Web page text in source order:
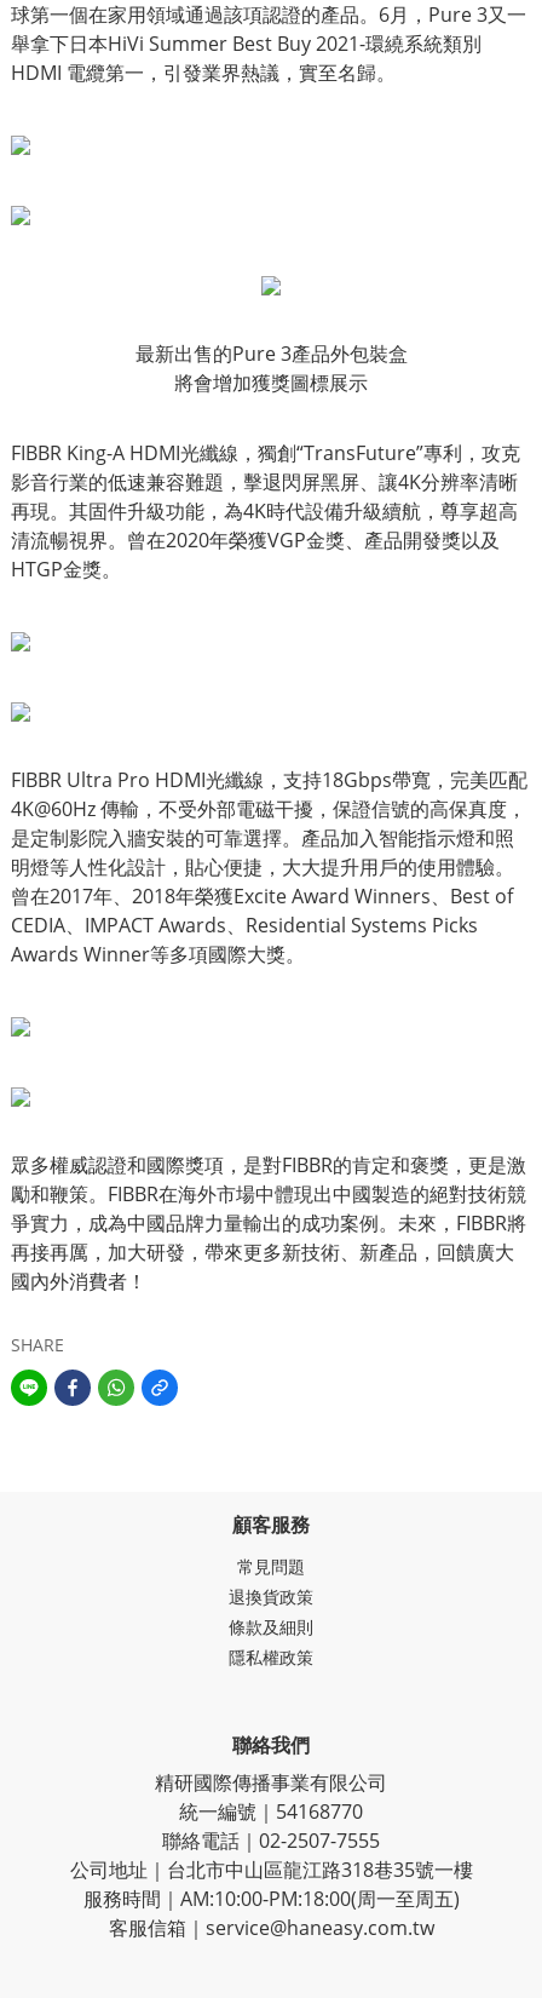
球第一個在家用領域通過該項認證的產品。6月，Pure 3又一
舉拿下日本HiVi Summer Best Buy 2021-環繞系統類別
HDMI 電纜第一，引發業界熱議，實至名歸。
最新出售的Pure 3產品外包裝盒
將會增加獲獎圖標展示
FIBBR King-A HDMI光纖線，獨創“TransFuture”專利，攻克
影音行業的低速兼容難題，擊退閃屏黑屏、讓4K分辨率清晰
再現。其固件升級功能，為4K時代設備升級續航，尊享超高
清流暢視界。曾在2020年榮獲VGP金獎、產品開發獎以及
HTGP金獎。
FIBBR Ultra Pro HDMI光纖線，支持18Gbps帶寬，完美匹配
4K@60Hz 傳輸，不受外部電磁干擾，保證信號的高保真度，
是定制影院入牆安裝的可靠選擇。產品加入智能指示燈和照
明燈等人性化設計，貼心便捷，大大提升用戶的使用體驗。
曾在2017年、2018年榮獲Excite Award Winners、Best of
CEDIA、IMPACT Awards、Residential Systems Picks
Awards Winner等多項國際大獎。
眾多權威認證和國際獎項，是對FIBBR的肯定和褒獎，更是激
勵和鞭策。FIBBR在海外市場中體現出中國製造的絕對技術競
爭實力，成為中國品牌力量輸出的成功案例。未來，FIBBR將
再接再厲，加大研發，帶來更多新技術、新產品，回饋廣大
國內外消費者！
SHARE
顧客服務
常見問題
退換貨政策
條款及細則
隱私權政策
聯絡我們
精研國際傳播事業有限公司
統一編號｜54168770
聯絡電話｜02-2507-7555
公司地址｜台北市中山區龍江路318巷35號一樓
服務時間｜AM:10:00-PM:18:00(周一至周五)
客服信箱｜service@haneasy.com.tw